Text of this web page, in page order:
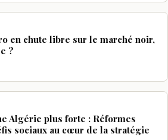
en chute libre sur le marché noir,
?
Algérie plus forte : Réformes
sociaux au cœur de la stratégie